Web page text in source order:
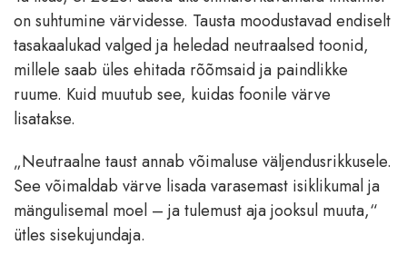
on suhtumine värvidesse. Tausta moodustavad endiselt
tasakaalukad valged ja heledad neutraalsed toonid,
millele saab üles ehitada rõõmsaid ja paindlikke
ruume. Kuid muutub see, kuidas foonile värve
lisatakse.
„Neutraalne taust annab võimaluse väljendusrikkusele.
See võimaldab värve lisada varasemast isiklikumal ja
mängulisemal moel – ja tulemust aja jooksul muuta,“
ütles sisekujundaja.